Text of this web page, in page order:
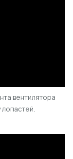
вентилятора